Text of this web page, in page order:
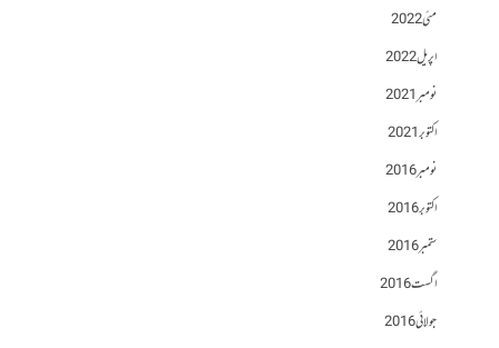
مئی 2022
اپریل 2022
نومبر 2021
اکتوبر 2021
نومبر 2016
اکتوبر 2016
ستمبر 2016
اگست 2016
جولائی 2016